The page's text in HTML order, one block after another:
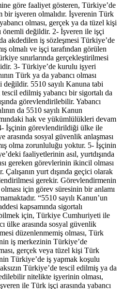
göre faaliyet gösteren, Türkiye’de
bir işveren olmalıdır. İşverenin Türk
olması, gerçek ya da tüzel kişi
önemli değildir. 2- İşveren ile işçi
akdedilen iş sözleşmesi Türkiye’de
olmalı ve işçi tarafından görülen
sınırlarında gerçekleştirilmesi
3- Türkiye’de kurulu işyeri
Türk ya da yabancı olması
değildir. 5510 sayılı Kanuna tabi
edilmiş yabancı bir sigortalı da
görevlendirilebilir. Yabancı
da 5510 sayılı Kanun
hak ve yükümlülükleri devam
İşçinin görevlendirildiği ülke ile
arasında sosyal güvenlik anlaşması
olma zorunluluğu yoktur. 5- İşçinin
faaliyetlerinin asıl, yurtdışında
gereken görevlerinin ikincil olması
Çalışanın yurt dışında geçici olarak
gerekir. Görevlendirmenin
için görev süresinin bir anlamı
“5510 sayılı Kanun’un
kapsamında sigortalı
için, Türkiye Cumhuriyeti ile
ülke arasında sosyal güvenlik
düzenlenmemiş olması, Türk
iş merkezinin Türkiye’de
gerçek veya tüzel kişi Türk
Türkiye’de iş yapmak koşulu
Türkiye’de tescil edilmiş ya da
nitelikte işyerinin olması,
ile Türk işçi arasında yabancı